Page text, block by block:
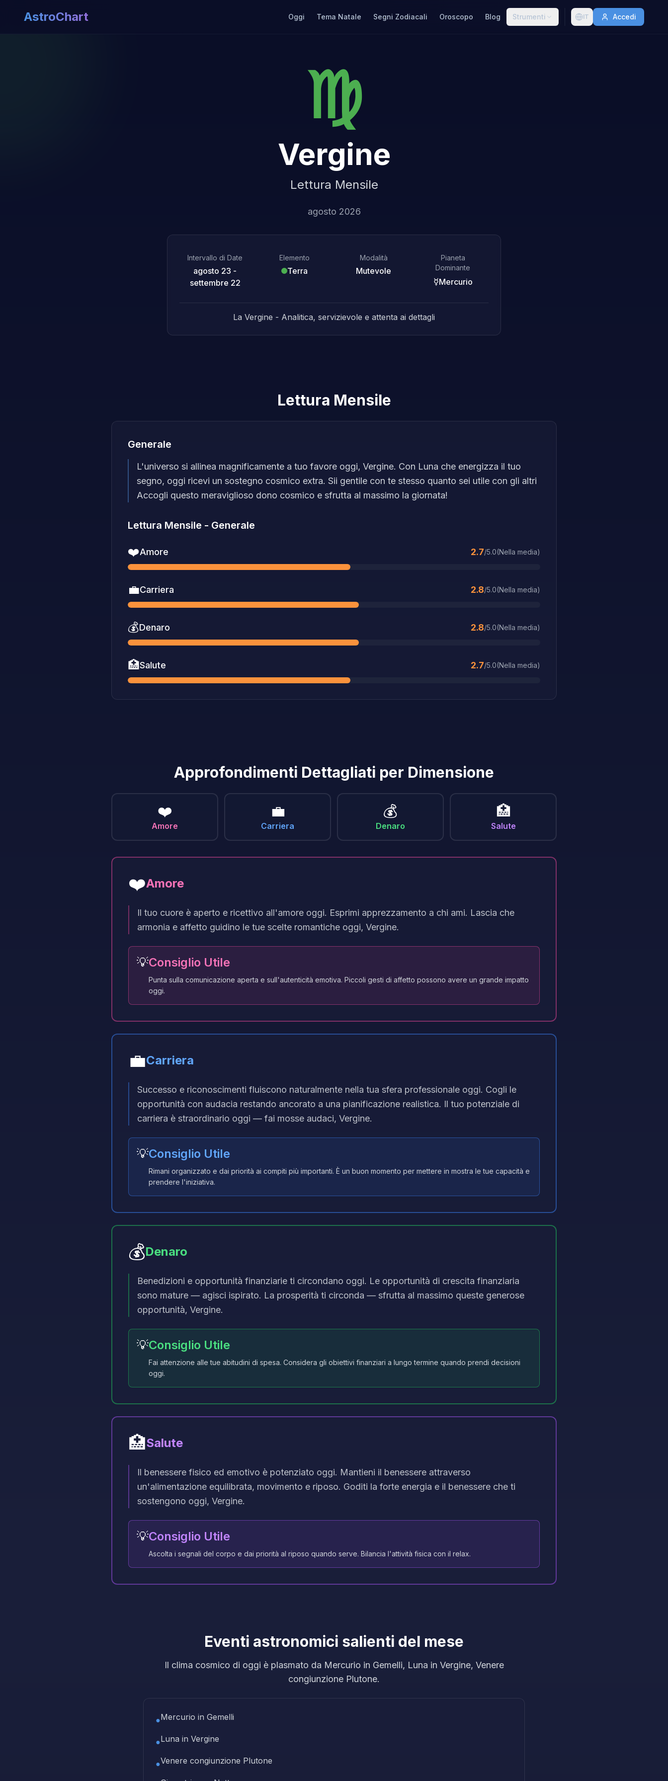
AstroChart Oggi Tema Natale Segni Zodiacali Oroscopo Blog Strumenti IT Accedi
♍
Vergine
Lettura Mensile
agosto 2026
Intervallo di Date
agosto 23 -
settembre 22
Elemento
Terra
Modalità
Mutevole
Pianeta
Dominante
☿Mercurio
La Vergine - Analitica, servizievole e attenta ai dettagli
Lettura Mensile
Generale
L'universo si allinea magnificamente a tuo favore oggi, Vergine. Con Luna che energizza il tuo
segno, oggi ricevi un sostegno cosmico extra. Sii gentile con te stesso quanto sei utile con gli altri
Accogli questo meraviglioso dono cosmico e sfrutta al massimo la giornata!
Lettura Mensile - Generale
❤️Amore 2.7/5.0(Nella media)
💼Carriera 2.8/5.0(Nella media)
💰Denaro 2.8/5.0(Nella media)
🏥Salute 2.7/5.0(Nella media)
Approfondimenti Dettagliati per Dimensione
❤️
Amore
💼
Carriera
💰
Denaro
🏥
Salute
❤️Amore
Il tuo cuore è aperto e ricettivo all'amore oggi. Esprimi apprezzamento a chi ami. Lascia che
armonia e affetto guidino le tue scelte romantiche oggi, Vergine.
💡Consiglio Utile
Punta sulla comunicazione aperta e sull'autenticità emotiva. Piccoli gesti di affetto possono avere un grande impatto
oggi.
💼Carriera
Successo e riconoscimenti fluiscono naturalmente nella tua sfera professionale oggi. Cogli le
opportunità con audacia restando ancorato a una pianificazione realistica. Il tuo potenziale di
carriera è straordinario oggi — fai mosse audaci, Vergine.
💡Consiglio Utile
Rimani organizzato e dai priorità ai compiti più importanti. È un buon momento per mettere in mostra le tue capacità e
prendere l'iniziativa.
💰Denaro
Benedizioni e opportunità finanziarie ti circondano oggi. Le opportunità di crescita finanziaria
sono mature — agisci ispirato. La prosperità ti circonda — sfrutta al massimo queste generose
opportunità, Vergine.
💡Consiglio Utile
Fai attenzione alle tue abitudini di spesa. Considera gli obiettivi finanziari a lungo termine quando prendi decisioni
oggi.
🏥Salute
Il benessere fisico ed emotivo è potenziato oggi. Mantieni il benessere attraverso
un'alimentazione equilibrata, movimento e riposo. Goditi la forte energia e il benessere che ti
sostengono oggi, Vergine.
💡Consiglio Utile
Ascolta i segnali del corpo e dai priorità al riposo quando serve. Bilancia l'attività fisica con il relax.
Eventi astronomici salienti del mese
Il clima cosmico di oggi è plasmato da Mercurio in Gemelli, Luna in Vergine, Venere
congiunzione Plutone.
●Mercurio in Gemelli
●Luna in Vergine
●Venere congiunzione Plutone